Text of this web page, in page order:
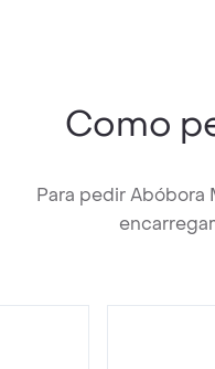
Como
Para pedir Abóbora